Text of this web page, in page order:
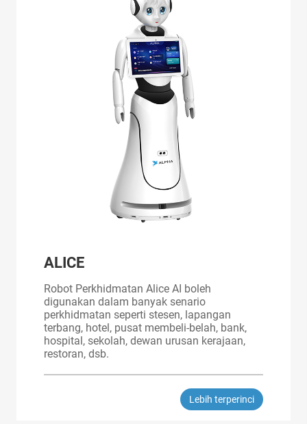
ALICE
Robot Perkhidmatan Alice AI boleh
digunakan dalam banyak senario
perkhidmatan seperti stesen, lapangan
terbang, hotel, pusat membeli-belah, bank,
hospital, sekolah, dewan urusan kerajaan,
restoran, dsb.
Lebih terperinci